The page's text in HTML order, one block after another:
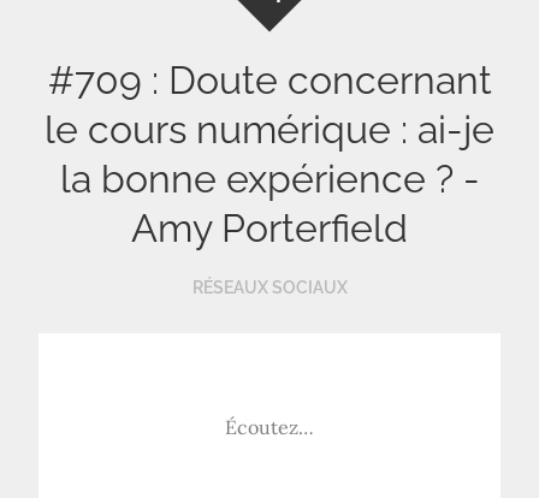
#709 : Doute concernant
le cours numérique : ai-je
la bonne expérience ? -
Amy Porterfield
RÉSEAUX SOCIAUX
Écoutez…